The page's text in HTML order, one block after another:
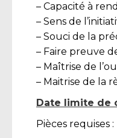
– Capacité à
– Sens de
– Souci de la
– Faire preuve
– Maîtrise de
– Maitrise de la
Date limite de
Pièces